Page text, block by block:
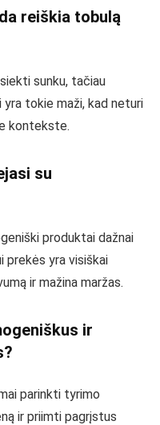
reiškia tobulą
sunku, tačiau
tokie maži, kad neturi
kontekste.
su
produktai dažnai
prekės yra visiškai
ir mažina maržas.
ir
parinkti tyrimo
ir priimti pagrįstus